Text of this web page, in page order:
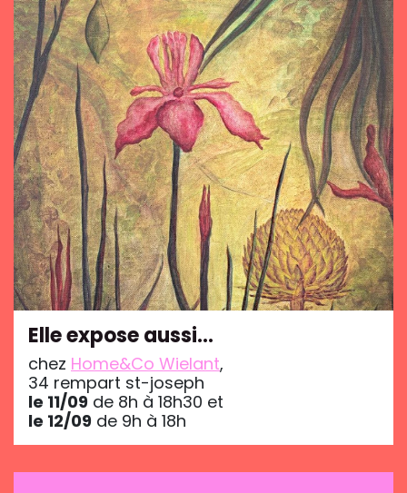
Elle expose aussi…
chez Home&Co Wielant,
34 rempart st-joseph
le 11/09 de 8h à 18h30 et
le 12/09 de 9h à 18h